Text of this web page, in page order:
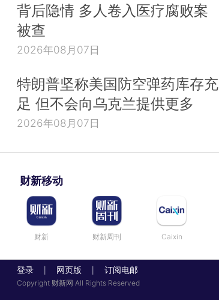
背后隐情 多人卷入医疗腐败案
被查
2026年08月07日
特朗普坚称美国防空弹药库存充
足 但不会向乌克兰提供更多
2026年08月07日
财新移动
财新 财新周刊 Caixin
登录 网页版 订阅电邮
Copyright 财新网 All Rights Reserved